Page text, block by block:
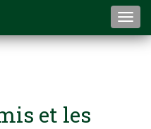
et les